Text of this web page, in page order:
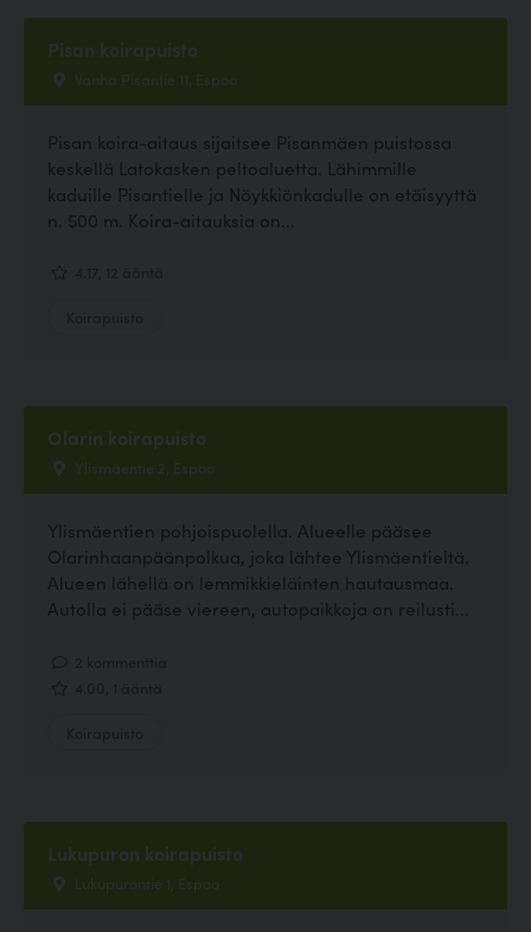
Pisan koirapuisto
Vanha Pisantie 11, Espoo
Pisan koira-aitaus sijaitsee Pisanmäen puistossa
keskellä Latokasken peltoaluetta. Lähimmille
kaduille Pisantielle ja Nöykkiönkadulle on etäisyyttä
n. 500 m. Koira-aitauksia on...
Olarin koirapuisto
Ylismäentie 2, Espoo
Ylismäentien pohjoispuolella. Alueelle pääsee
Olarinhaanpäänpolkua, joka lähtee Ylismäentieltä.
Alueen lähellä on lemmikkieläinten hautausmaa.
Autolla ei pääse viereen, autopaikkoja on reilusti...
Lukupuron koirapuisto
Lukupurontie 1, Espoo